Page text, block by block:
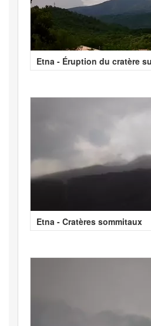
Etna - Éruption du cratère
Etna - Cratères sommitaux